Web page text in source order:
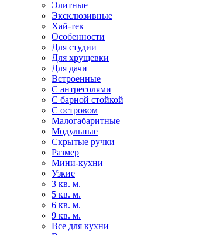
Элитные
Эксклюзивные
Хай-тек
Особенности
Для студии
Для хрущевки
Для дачи
Встроенные
С антресолями
С барной стойкой
С островом
Малогабаритные
Модульные
Скрытые ручки
Размер
Мини-кухни
Узкие
3 кв. м.
5 кв. м.
6 кв. м.
9 кв. м.
Все для кухни